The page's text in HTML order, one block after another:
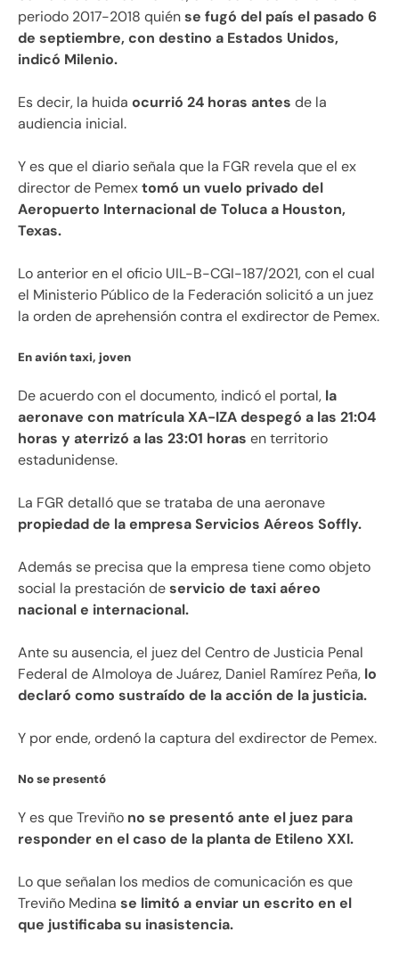
periodo 2017-2018 quiénse fugó del país el pasado 6
de septiembre, con destino a Estados Unidos,
indicó Milenio.
Es decir, la huida ocurrió 24 horas antes de la
audiencia inicial.
Y es que el diario señala que la FGR revela que el ex
director de Pemextomó un vuelo privado del
Aeropuerto Internacional de Toluca a Houston,
Texas.
Lo anterior en el oficio UIL-B-CGI-187/2021, con el cual
el Ministerio Público de la Federación solicitó a un juez
la orden de aprehensión contra el exdirector de Pemex.
En avión taxi, joven
De acuerdo con el documento, indicó el portal, la
aeronave con matrícula XA-IZA despegó a las 21:04
horas y aterrizó a las 23:01 horas en territorio
estadunidense.
La FGR detalló que se trataba de una aeronave
propiedad de la empresa Servicios Aéreos Soffly.
Además se precisa que la empresa tiene como objeto
social la prestación deservicio de taxi aéreo
nacional e internacional.
Ante su ausencia, el juez del Centro de Justicia Penal
Federal de Almoloya de Juárez, Daniel Ramírez Peña, lo
declaró como sustraído de la acción de la justicia.
Y por ende, ordenó la captura del exdirector de Pemex.
No se presentó
Y es que Treviño no se presentó ante el juez para
responder en el caso de la planta de Etileno XXI.
Lo que señalan los medios de comunicación es que
Treviño Medina se limitó a enviar un escrito en el
que justificaba su inasistencia.